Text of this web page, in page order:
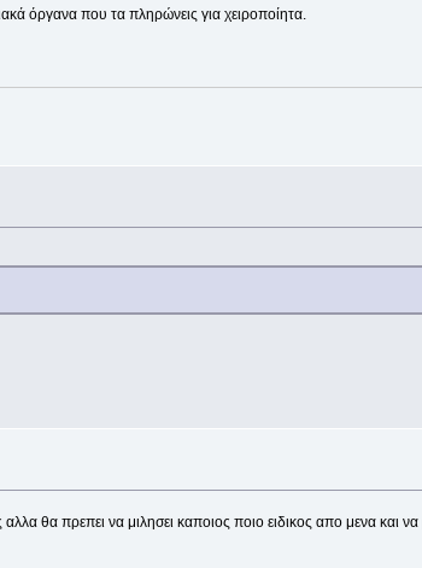
όργανα που τα πληρώνεις για χειροποίητα.
θα πρεπει να μιλησει καποιος ποιο ειδικος απο μενα και να